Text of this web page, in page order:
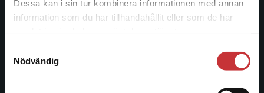
Dessa kan i sin tur kombinera informationen med annan
information som du har tillhandahållit eller som de har
Nödvändig
Det verkar som att du besöker
studentlitteratur.se via en enhet utanför Sverige.
Vi erbjuder inte leveranser utanför Sverige. För
att kunna slutföra ett köp måste
Studentlitteratur
Studentlitteratur grundades 1963 och är idag Sveriges
ledande utbildningsförlag. Med läromedel, kurslitteratur,